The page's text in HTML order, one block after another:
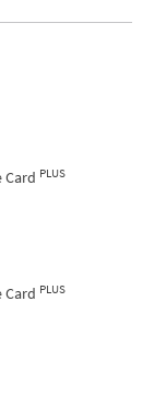
PLUS
PLUS